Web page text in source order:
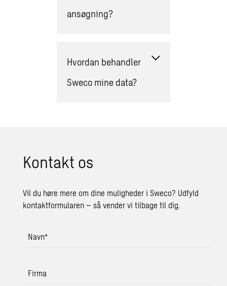
ansøgning?
Hvordan behandler
Sweco mine data?
Kon­takt os
Vil du høre mere om dine muligheder i Sweco? Udfyld
kontaktformularen – så vender vi tilbage til dig.
Navn*
Firma